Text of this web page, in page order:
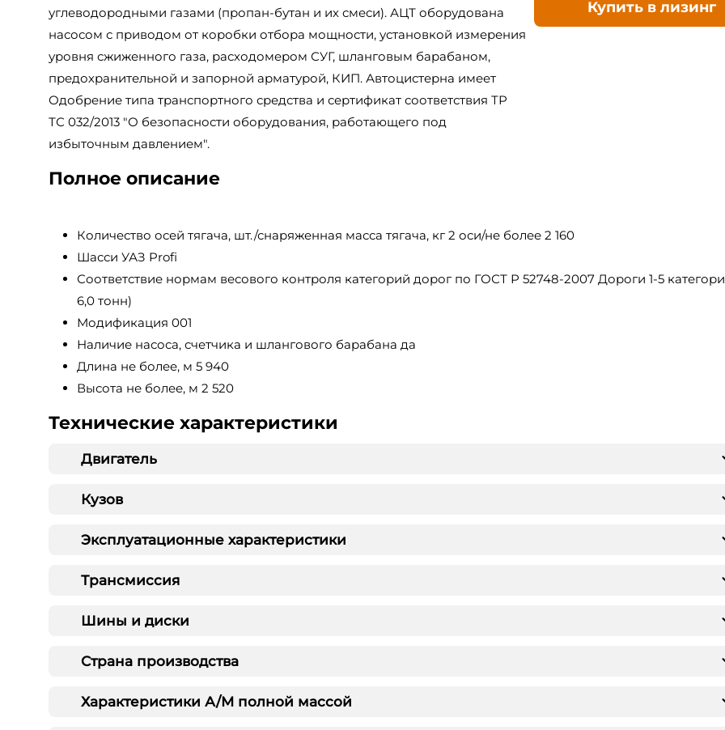
углеводородными газами (пропан-бутан и их смеси). АЦТ оборудована
насосом с приводом от коробки отбора мощности, установкой измерения
уровня сжиженного газа, расходомером СУГ, шланговым барабаном,
предохранительной и запорной арматурой, КИП. Автоцистерна имеет
Одобрение типа транспортного средства и сертификат соответствия ТР
ТС 032/2013 "О безопасности оборудования, работающего под
избыточным давлением".
Купить в лизинг
Полное описание
Количество осей тягача, шт./снаряженная масса тягача, кг 2 оси/не более 2 160
Шасси УАЗ Profi
Соответствие нормам весового контроля категорий дорог по ГОСТ Р 52748-2007 Дороги 1-5
6,0 тонн)
Модификация 001
Наличие насоса, счетчика и шлангового барабана да
Длина не более, м 5 940
Высота не более, м 2 520
Технические характеристики
Двигатель
Кузов
Эксплуатационные характеристики
Трансмиссия
Шины и диски
Страна производства
Характеристики А/М полной массой